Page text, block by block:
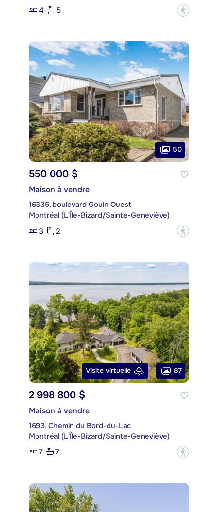
4
5 ?
50
550 000 $
Maison à vendre
16335, boulevard Gouin Ouest
Montréal (L'Île-Bizard/Sainte-Geneviève)
3
2 ?
Visite virtuelle 87
2 998 800 $
Maison à vendre
1693, Chemin du Bord-du-Lac
Montréal (L'Île-Bizard/Sainte-Geneviève)
7
7 ?